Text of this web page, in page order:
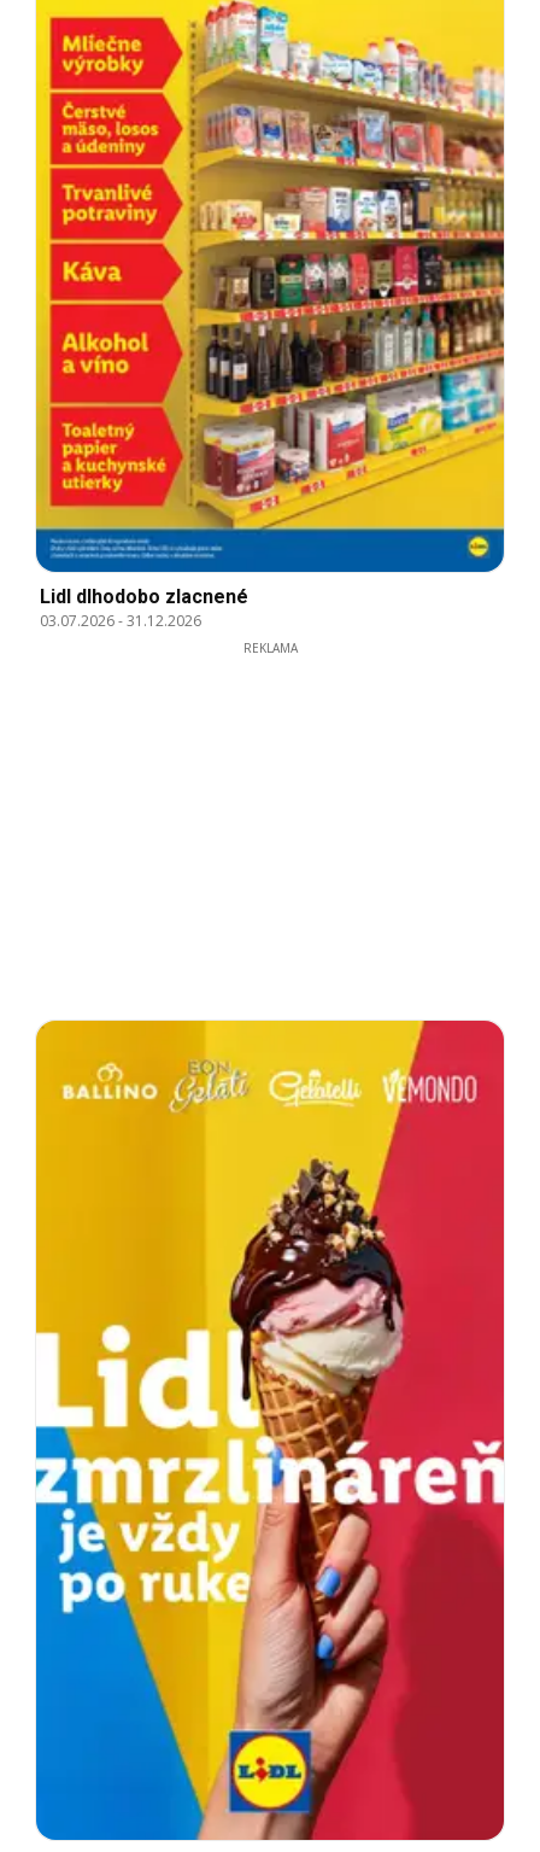
Lidl dlhodobo zlacnené
03.07.2026-31.12.2026
REKLAMA